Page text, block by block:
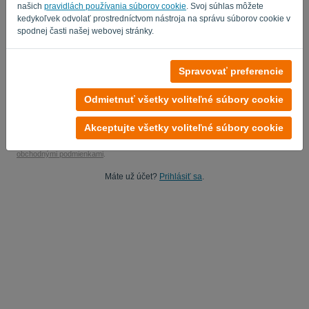
našich pravidlách používania súborov cookie . Svoj súhlas môžete
kedykoľvek odvolať prostredníctvom nástroja na správu súborov cookie v
spodnej časti našej webovej stránky.
Spravovať preferencie
Odmietnuť všetky voliteľné súbory cookie
Akceptujte všetky voliteľné súbory cookie
Áno, môžem študovať moje produktové správy..
Áno, môžete mi posielať marketingové aktualizácie.
Začnite svoju bezplatnú skúšobnú verziu
Nevyžaduje sa žiadna kreditná karta
Žiadne reťazce pripojené! 100% bez záväzkov
Vaše dáta sú 100% bezpečné
obchodnými podmienkami.
Máte už účet? Prihlásiť sa.